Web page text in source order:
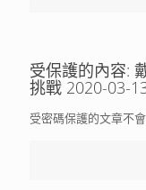
受保護的內容:
挑戰 2020-03-
受密碼保護的文章不